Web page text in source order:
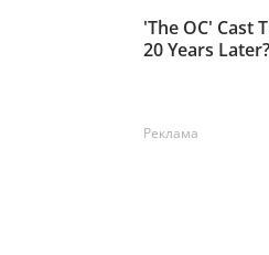
Реклама